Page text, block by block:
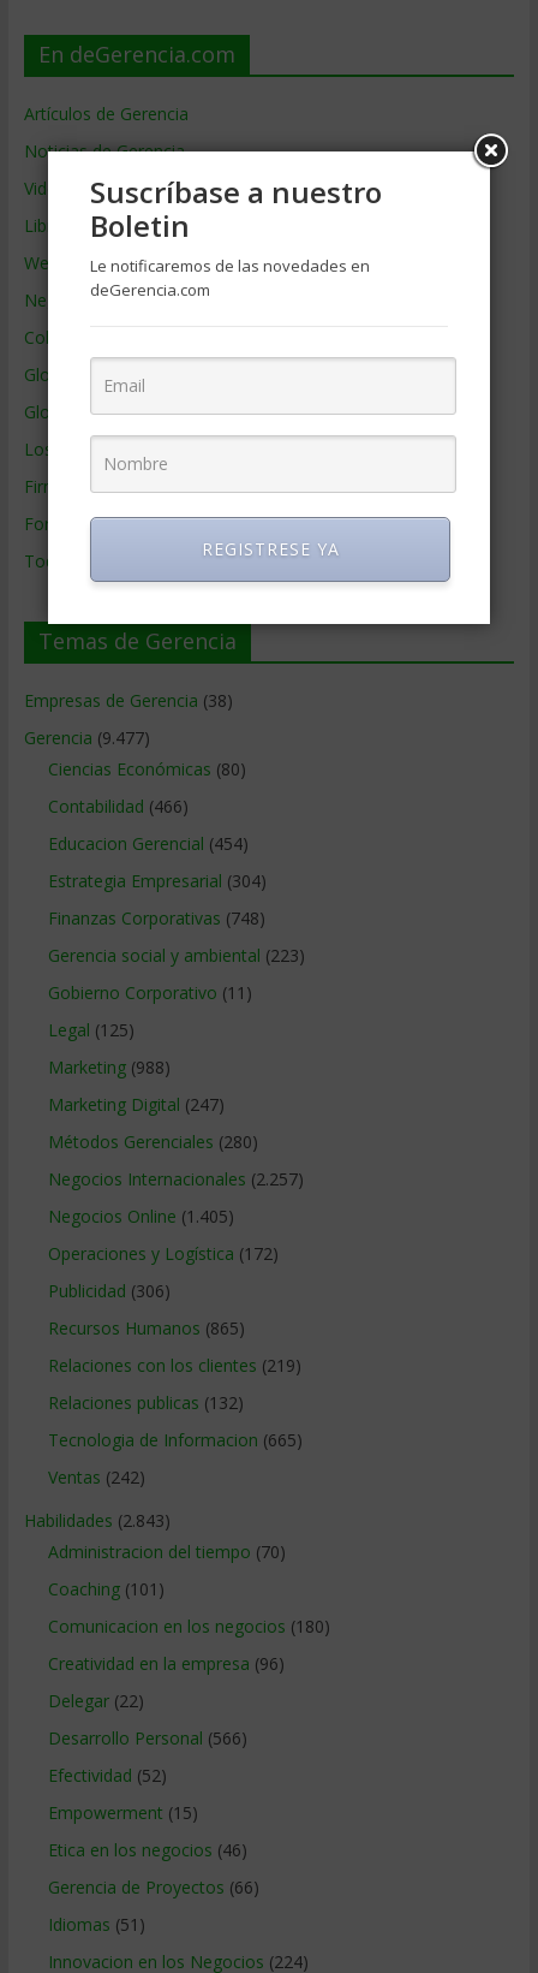
En deGerencia.com
Artículos de Gerencia
Noticias de Gerencia
Videos de Gerencia
Libros de Gerencia
Webs de Gerencia
Negocios por País
Colaboradores de Gerencia
Glosario
Glosario Inglés – Español
Los mejores MBA
Firmas de Gerencia
Formación de Gerencia
Todos los Temas
Temas de Gerencia
Empresas de Gerencia (38)
Gerencia (9.477)
Ciencias Económicas (80)
Contabilidad (466)
Educacion Gerencial (454)
Estrategia Empresarial (304)
Finanzas Corporativas (748)
Gerencia social y ambiental (223)
Gobierno Corporativo (11)
Legal (125)
Marketing(988)
Marketing Digital (247)
Métodos Gerenciales (280)
Negocios Internacionales (2.257)
Negocios Online (1.405)
Operaciones y Logística (172)
Publicidad (306)
Recursos Humanos (865)
Relaciones con los clientes (219)
Relaciones publicas (132)
Tecnologia de Informacion (665)
Ventas (242)
Habilidades (2.843)
Administracion del tiempo (70)
Coaching(101)
Comunicacion en los negocios (180)
Creatividad en la empresa (96)
Delegar(22)
Desarrollo Personal (566)
Efectividad (52)
Empowerment (15)
Etica en los negocios (46)
Gerencia de Proyectos (66)
Idiomas (51)
Innovacion en los Negocios (224)
Suscríbase a nuestro
Boletin
Le notificaremos de las novedades en
deGerencia.com
REGISTRESE YA